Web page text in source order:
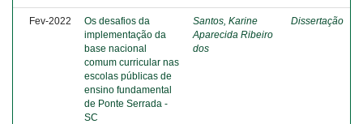
Fev-2022
Os desafios da
implementação da
base nacional
comum curricular nas
escolas públicas de
ensino fundamental
de Ponte Serrada -
SC
Santos, Karine
Aparecida Ribeiro
dos
Dissertação